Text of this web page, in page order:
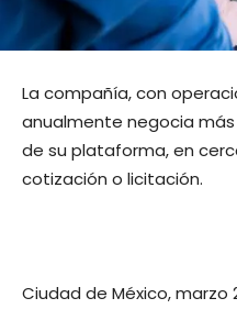
La compañía, con
anualmente negocia más
de su plataforma, en
cotización o licitación.
Ciudad de México, marzo